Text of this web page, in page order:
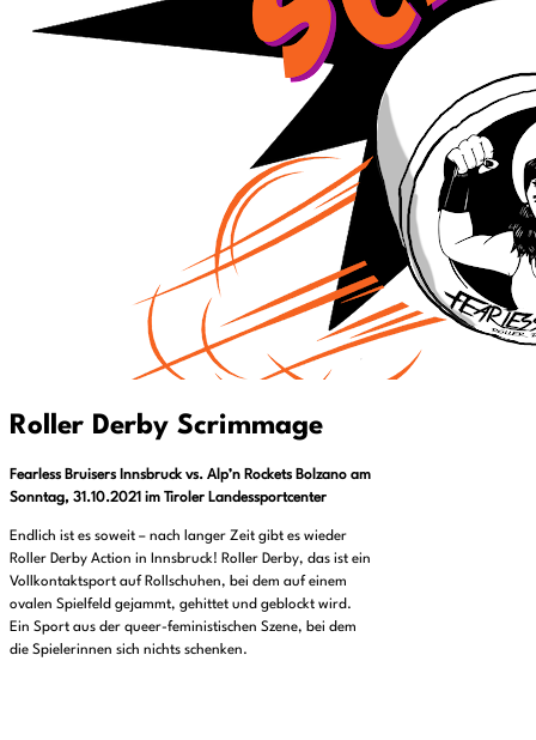
Roller Derby Scrimmage
Fearless Bruisers Innsbruck vs. Alp’n Rockets Bolzano am
Sonntag, 31.10.2021 im Tiroler Landessportcenter
Endlich ist es soweit – nach langer Zeit gibt es wieder
Roller Derby Action in Innsbruck! Roller Derby, das ist ein
Vollkontaktsport auf Rollschuhen, bei dem auf einem
ovalen Spielfeld gejammt, gehittet und geblockt wird.
Ein Sport aus der queer-feministischen Szene, bei dem
die Spielerinnen sich nichts schenken.